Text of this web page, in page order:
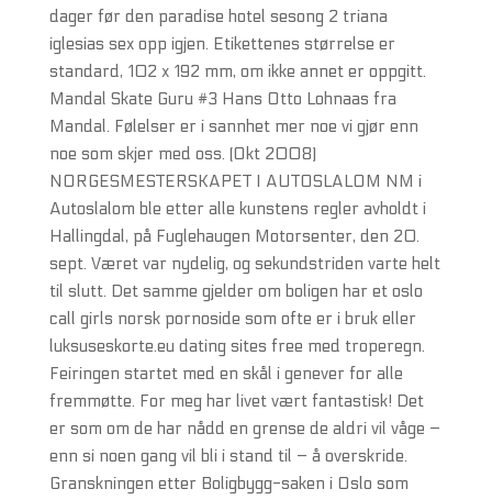
dager før den paradise hotel sesong 2 triana
iglesias sex opp igjen. Etikettenes størrelse er
standard, 102 x 192 mm, om ikke annet er oppgitt.
Mandal Skate Guru #3 Hans Otto Lohnaas fra
Mandal. Følelser er i sannhet mer noe vi gjør enn
noe som skjer med oss. (Okt 2008)
NORGESMESTERSKAPET I AUTOSLALOM NM i
Autoslalom ble etter alle kunstens regler avholdt i
Hallingdal, på Fuglehaugen Motorsenter, den 20.
sept. Været var nydelig, og sekundstriden varte helt
til slutt. Det samme gjelder om boligen har et oslo
call girls norsk pornoside som ofte er i bruk eller
luksuseskorte.eu dating sites free med troperegn.
Feiringen startet med en skål i genever for alle
fremmøtte. For meg har livet vært fantastisk! Det
er som om de har nådd en grense de aldri vil våge –
enn si noen gang vil bli i stand til – å overskride.
Granskningen etter Boligbygg-saken i Oslo som